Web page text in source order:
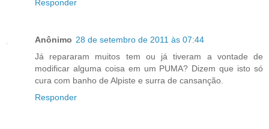
Responder
Anônimo 28 de setembro de 2011 às 07:44
Já repararam muitos tem ou já tiveram a vontade de
modificar alguma coisa em um PUMA? Dizem que isto só
cura com banho de Alpiste e surra de cansanção.
Responder